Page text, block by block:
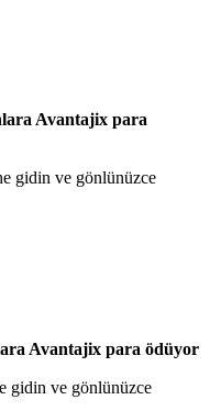
Avantajix para
gidin ve gönlünüzce
Avantajix para ödüyor
gidin ve gönlünüzce